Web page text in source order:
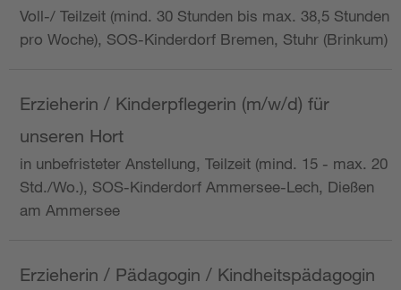
Voll-/ Teilzeit (mind. 30 Stunden bis max. 38,5 Stunden
pro Woche), SOS-Kinderdorf Bremen, Stuhr (Brinkum)
Erzieherin / Kinderpflegerin (m/w/d) für
unseren Hort
in unbefristeter Anstellung, Teilzeit (mind. 15 - max. 20
Std./Wo.), SOS-Kinderdorf Ammersee-Lech, Dießen
am Ammersee
Erzieherin / Pädagogin / Kindheitspädagogin